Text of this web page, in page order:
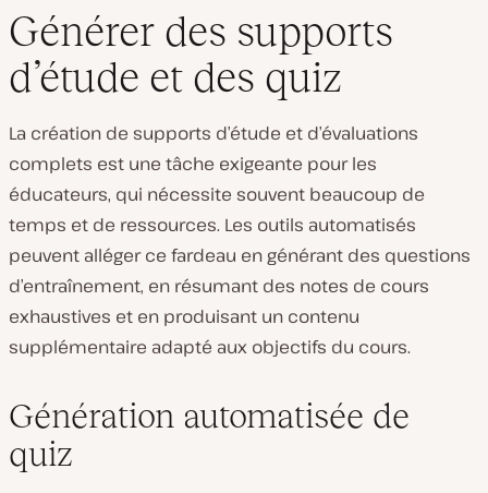
Générer des supports
d’étude et des quiz
La création de supports d’étude et d’évaluations
complets est une tâche exigeante pour les
éducateurs, qui nécessite souvent beaucoup de
temps et de ressources. Les outils automatisés
peuvent alléger ce fardeau en générant des questions
d’entraînement, en résumant des notes de cours
exhaustives et en produisant un contenu
supplémentaire adapté aux objectifs du cours.
Génération automatisée de
quiz